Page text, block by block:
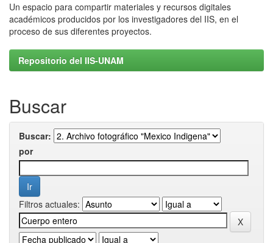
Un espacio para compartir materiales y recursos digitales
académicos producidos por los investigadores del IIS, en el
proceso de sus diferentes proyectos.
Repositorio del IIS-UNAM
Buscar
Buscar:
por
Filtros actuales: